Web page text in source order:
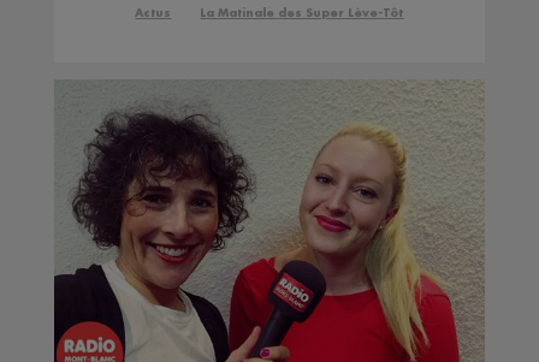
Actus La Matinale des Super Lève-Tôt